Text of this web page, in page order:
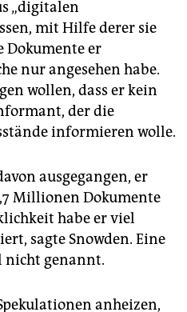
„digitalen
mit Hilfe derer sie
Dokumente er
nur angesehen habe.
wollen, dass er kein
der die
informieren wolle.
ausgegangen, er
Millionen Dokumente
habe er viel
sagte Snowden. Eine
nicht genannt.
anheizen,